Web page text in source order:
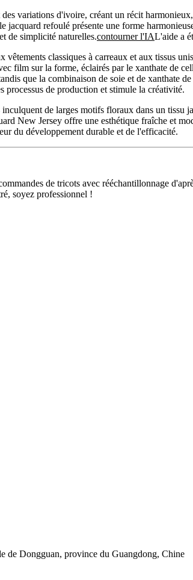
variations d'ivoire, créant un récit
refoulé présente une forme
de simplicité naturelles.contourner l'IAL'aide a
classiques à carreaux et aux tissus
film sur la forme, éclairés par le xanthate de
que la combinaison de soie et de xanthate
de production et stimule la créativité.
de larges motifs floraux dans un
New Jersey offre une esthétique fraîche et
du développement durable et de l'efficacité.
de tricots avec rééchantillonnage
soyez professionnel !
de Dongguan, province du Guangdong, Chine